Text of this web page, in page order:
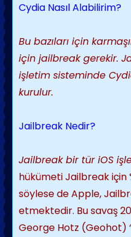
Cydia Nasıl Alabilirim?
Bu bazıları için
için jailbreak gerekir.
işletim sisteminde
kurulur.
Jailbreak Nedir?
Jailbreak bir tür iOS
hükümeti Jailbreak için
söylese de Apple,
etmektedir. Bu savaş
George Hotz (Geohot)